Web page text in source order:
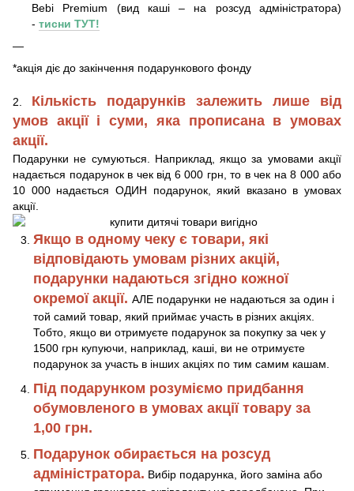
Bebi Premium (вид каші – на розсуд адміністратора)
- тисни ТУТ!
*акція діє до закінчення подарункового фонду
2. Кількість подарунків залежить лише від
умов акції і суми, яка прописана в умовах
акції.
Подарунки не сумуються. Наприклад, якщо за умовами акції
надається подарунок в чек від 6 000 грн, то в чек на 8 000 або
10 000 надається ОДИН подарунок, який вказано в умовах
акції.
Якщо в одному чеку є товари, які
відповідають умовам різних акцій,
подарунки надаються згідно кожної
окремої акції. АЛЕ подарунки не надаються за один і
той самий товар, який приймає участь в різних акціях.
Тобто, якщо ви отримуєте подарунок за покупку за чек у
1500 грн купуючи, наприклад, каші, ви не отримуєте
подарунок за участь в інших акціях по тим самим кашам.
Під подарунком розуміємо придбання
обумовленого в умовах акції товару за
1,00 грн.
Подарунок обирається на розсуд
адміністратора. Вибір подарунка, його заміна або